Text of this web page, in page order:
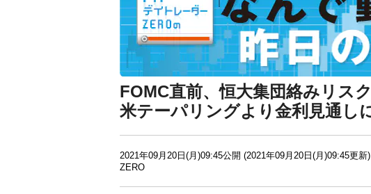
FOMC直前、恒大集団絡みリス
米テーパリングより金利見通し
2021年09月20日(月)09:45公開 (2021年09月20日(月)09:45更新)
ZERO